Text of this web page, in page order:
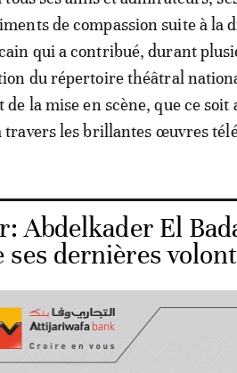
de compassion suite à la
qui a contribué, durant
du répertoire théâtral
de la mise en scène, que ce
travers les brillantes œuvres
Abdelkader El
ses dernières
des membres de la famille
dit se remémorer, avec